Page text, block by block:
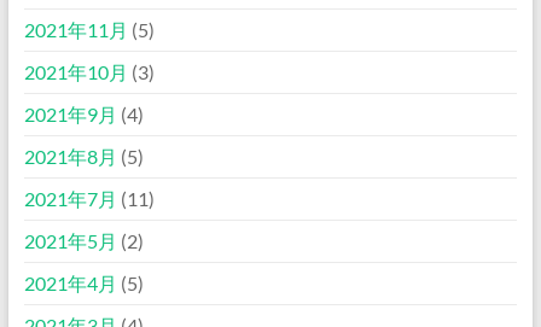
2021年11月 (5)
2021年10月 (3)
2021年9月 (4)
2021年8月 (5)
2021年7月 (11)
2021年5月 (2)
2021年4月 (5)